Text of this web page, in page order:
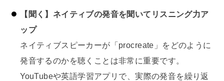
【聞く】ネイティブの発音を聞いてリスニング力ア
ップ
ネイティブスピーカーが「procreate」をどのように
発音するのかを聴くことは非常に重要です。
YouTubeや英語学習アプリで、実際の発音を繰り返